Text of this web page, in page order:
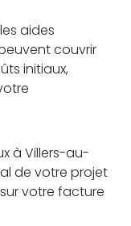
aides
couvrir
initiaux,
à Villers-au-
de votre projet
votre facture